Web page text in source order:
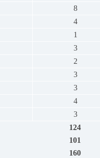
8
4
1
3
2
3
3
4
3
124
101
160